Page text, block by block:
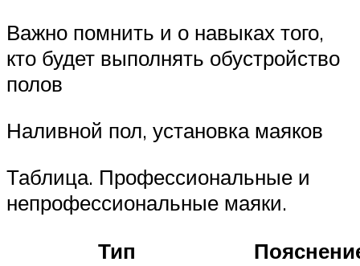
Важно помнить и о навыках того,
кто будет выполнять обустройство
полов
Наливной пол, установка маяков
Таблица. Профессиональные и
непрофессиональные маяки.
Тип